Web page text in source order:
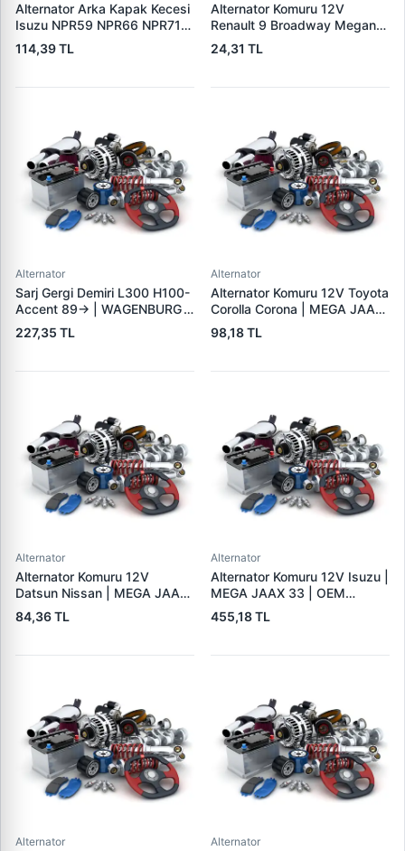
Alternator Arka Kapak Kecesi
Isuzu NPR59 NPR66 NPR71
Nqr Nkr KS22 MD27 Turkuaz
15×32×7.5 | CDF 88310 |
114,39 TL
Alternator Komuru 12V
Renault 9 Broadway Megane
Clio | SUNKI PX 60
24,31 TL
Alternator
Sarj Gergi Demiri L300 H100-
Accent 89-> | WAGENBURG
10234112 | OEM MD315409
37461-42000
227,35 TL
Alternator
Alternator Komuru 12V Toyota
Corolla Corona | MEGA JAAX
35 | OEM JAAX35
98,18 TL
Alternator
Alternator Komuru 12V
Datsun Nissan | MEGA JAAX
20 | OEM JAAX20
84,36 TL
Alternator
Alternator Komuru 12V Isuzu |
MEGA JAAX 33 | OEM
JAAX33
455,18 TL
Alternator Alternator